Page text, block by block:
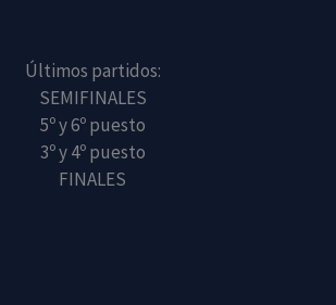
Últimos partidos:
SEMIFINALES
5º y 6º puesto
3º y 4º puesto
FINALES